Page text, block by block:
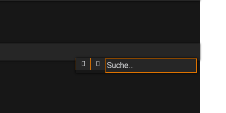
SucheErweiterte Suche